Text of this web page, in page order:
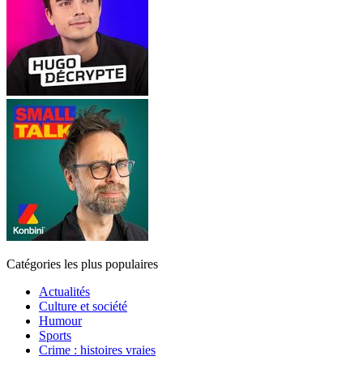
Catégories les plus populaires
Actualités
Culture et société
Humour
Sports
Crime : histoires vraies